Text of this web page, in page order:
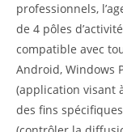
professionnels,
de 4 pôles
compatible avec
Android, Windows
(application visant
des fins